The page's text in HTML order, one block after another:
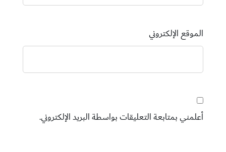
الموقع الإلكتروني
أعلمني بمتابعة التعليقات بواسطة البريد الإلكتروني.